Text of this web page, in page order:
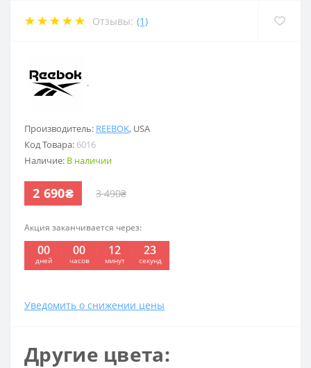
Отзывы: (1)
Производитель: REEBOK, USA
Код Товара: 6016
Наличие: В наличии
2 690₴ 3 490₴
Акция заканчивается через:
00
дней
00
часов
12
минут
23
секунд
Уведомить о снижении цены
.
Другие цвета: